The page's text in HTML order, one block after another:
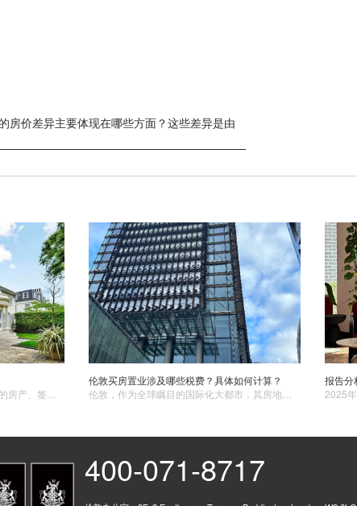
房价差异主要体现在哪些方面？这些差异是由
伦敦买房置业涉及哪些税费？具体如何计算？
400-071-8717